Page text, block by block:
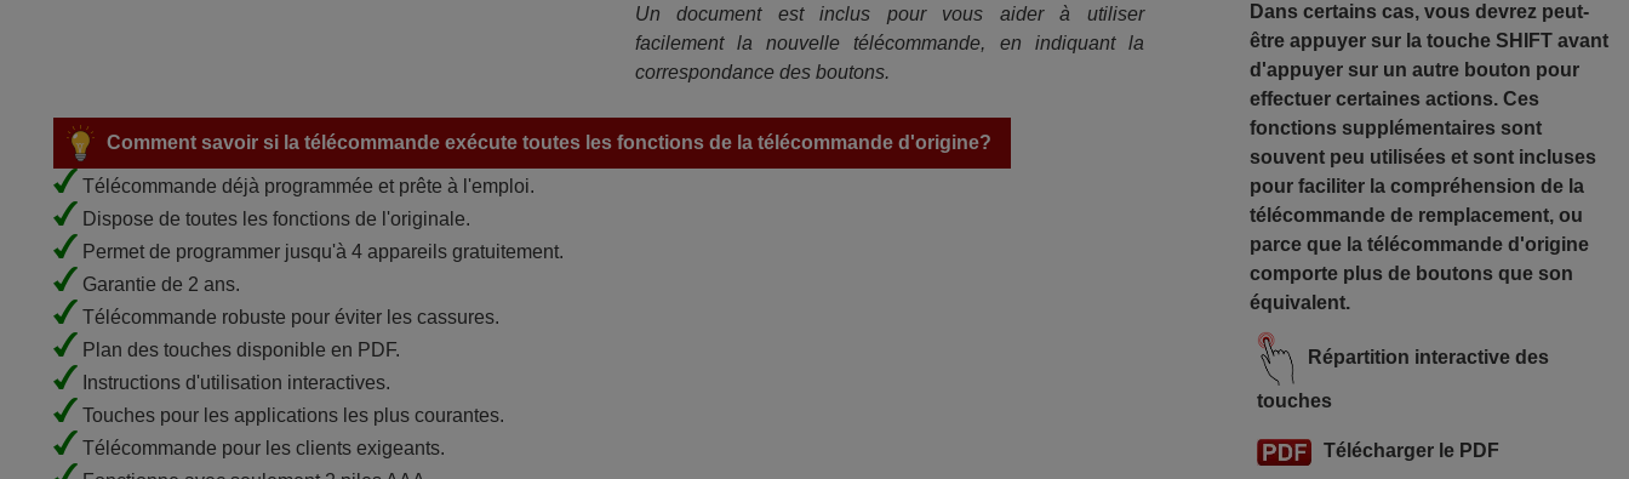
Un document est inclus pour vous aider à utiliser
facilement la nouvelle télécommande, en indiquant la
correspondance des boutons.
Comment savoir si la télécommande exécute toutes les fonctions de la télécommande d'origine?
Télécommande déjà programmée et prête à l'emploi.
Dispose de toutes les fonctions de l'originale.
Permet de programmer jusqu'à 4 appareils gratuitement.
Garantie de 2 ans.
Télécommande robuste pour éviter les cassures.
Plan des touches disponible en PDF.
Instructions d'utilisation interactives.
Touches pour les applications les plus courantes.
Télécommande pour les clients exigeants.
Dans certains cas, vous devrez peut-
être appuyer sur la touche SHIFT avant
d'appuyer sur un autre bouton pour
effectuer certaines actions. Ces
fonctions supplémentaires sont
souvent peu utilisées et sont incluses
pour faciliter la compréhension de la
télécommande de remplacement, ou
parce que la télécommande d'origine
comporte plus de boutons que son
équivalent.
Répartition interactive des
touches
Télécharger le PDF